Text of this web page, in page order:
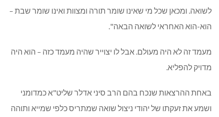
לשואה. ומכאן שכל מי שאינו שומר תורה ומצוות ואינו שומר שבת –
הוא-הוא האחראי לשואה הבאה".
מעמד זה לא היה מעולם. אבל לו יצוייר שהיה מעמד כזה – הוא היה
מדויק להפליא.
באחת ההרצאות שנכח בהם הרב סיני אדלר שליט"א כמדומני
ושמע את זעקתו של יהודי ניצול שואה שמתריס כלפי שמייא ותוהה